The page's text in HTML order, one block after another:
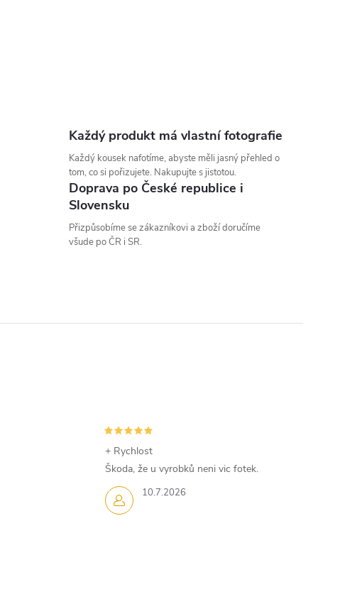
Každý produkt má vlastní fotografie
Každý kousek nafotíme, abyste měli jasný přehled o
tom, co si pořizujete. Nakupujte s jistotou.
Doprava po České republice i
Slovensku
Přizpůsobíme se zákazníkovi a zboží doručíme
všude po ČR i SR.
10.7.2026
+ Rychlost
Škoda, že u vyrobků neni vic fotek.